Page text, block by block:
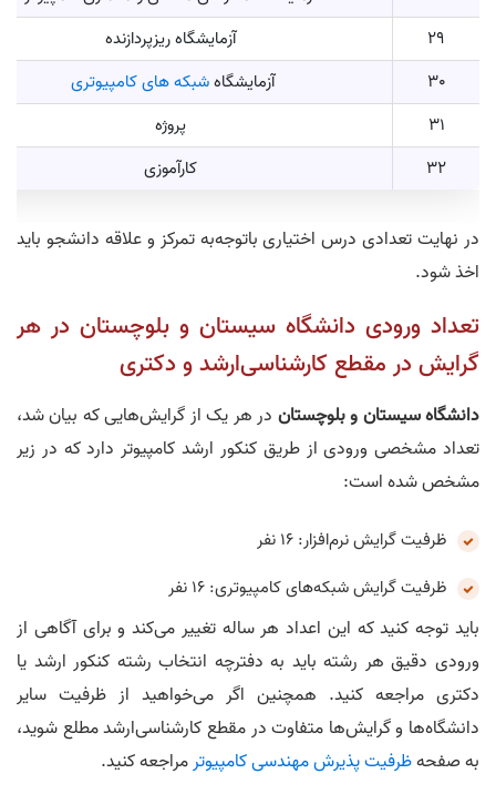
29
آزمایشگاه ریزپردازنده
30
آزمایشگاهشبکه های کامپیوتری
31
پروژه
32
کارآموزی
در نهایت تعدادی درس اختیاری باتوجه‌به تمرکز و علاقه دانشجو باید
اخذ شود.
تعداد ورودی دانشگاه سیستان و بلوچستان در هر
گرایش در مقطع کارشناسی‌ارشد و دکتری
دانشگاه سیستان و بلوچستان در هر یک از گرایش‌هایی که بیان شد،
تعداد مشخصی ورودی از طریق کنکور ارشد کامپیوتر دارد که در زیر
مشخص شده است:
ظرفیت گرایش نرم‌افزار: 16 نفر
ظرفیت گرایش شبکه‌های کامپیوتری: 16 نفر
باید توجه کنید که این اعداد هر ساله تغییر می‌کند و برای آگاهی از
ورودی دقیق هر رشته باید به دفترچه انتخاب رشته کنکور ارشد یا
دکتری مراجعه کنید. همچنین اگر می‌خواهید از ظرفیت سایر
دانشگاه‌ها و گرایش‌ها متفاوت در مقطع کارشناسی‌ارشد مطلع شوید،
به صفحهظرفیت پذیرش مهندسی کامپیوترمراجعه کنید.